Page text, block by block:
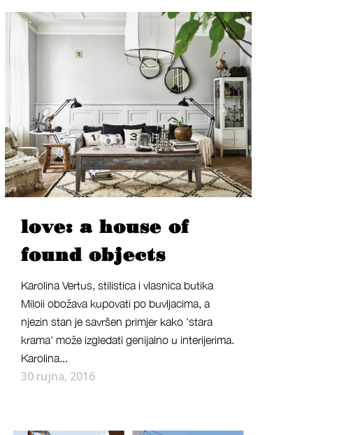
love: a house of
found objects
Karolina Vertus, stilistica i vlasnica butika
Miloii obožava kupovati po buvljacima, a
njezin stan je savršen primjer kako 'stara
krama' može izgledati genijalno u interijerima.
Karolina...
30 rujna, 2016